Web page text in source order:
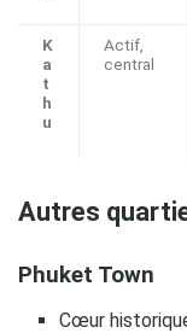
K
a
t
h
u
Actif,
central
Autres
Phuket Town
Cœur